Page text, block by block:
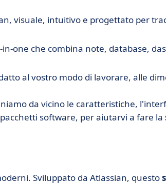
più intuitiva?
è vostra tra Trello e Notion
visuale, intuitivo e progettato per
in-one che combina note, database,
al vostro modo di lavorare, alle
da vicino le caratteristiche,
software, per aiutarvi a fare la
Sviluppato da Atlassian, questo